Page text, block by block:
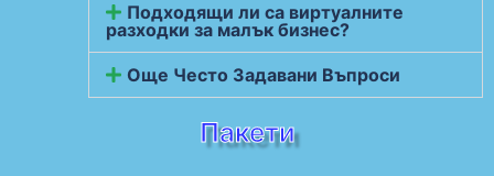
Подходящи ли са виртуалните
разходки за малък бизнес?
Още Често Задавани Въпроси
Пакети